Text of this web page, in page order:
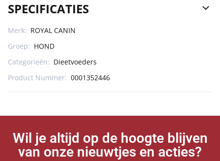
SPECIFICATIES
Merk: ROYAL CANIN
Groep: HOND
Categorieën: Dieetvoeders
Product Nummer: 0001352446
Wil je altijd op de hoogte blijven
van onze nieuwtjes en acties?